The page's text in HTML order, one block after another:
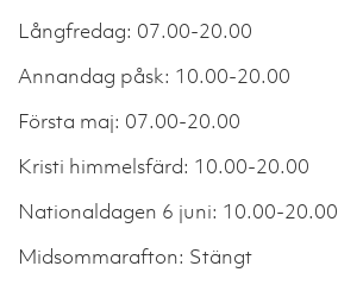
Långfredag: 07.00-20.00
Annandag påsk: 10.00-20.00
Första maj: 07.00-20.00
Kristi himmelsfärd: 10.00-20.00
Nationaldagen 6 juni: 10.00-20.00
Midsommarafton: Stängt